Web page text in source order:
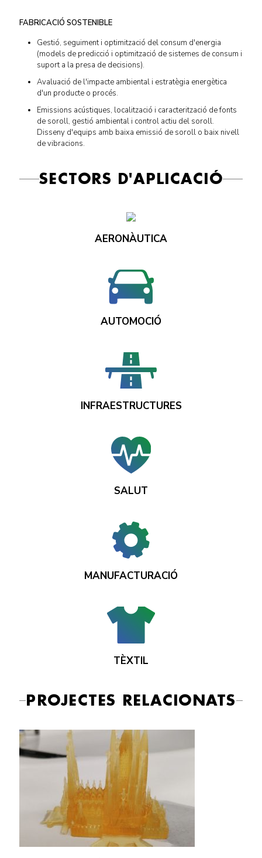
FABRICACIÓ SOSTENIBLE
Gestió, seguiment i optimització del consum d'energia
(models de predicció i optimització de sistemes de consum i
suport a la presa de decisions).
Avaluació de l'impacte ambiental i estratègia energètica
d'un producte o procés.
Emissions acústiques, localització i caracterització de fonts
de soroll, gestió ambiental i control actiu del soroll.
Disseny d'equips amb baixa emissió de soroll o baix nivell
de vibracions.
SECTORS D'APLICACIÓ
AERONÀUTICA
AUTOMOCIÓ
INFRAESTRUCTURES
SALUT
MANUFACTURACIÓ
TÈXTIL
PROJECTES RELACIONATS